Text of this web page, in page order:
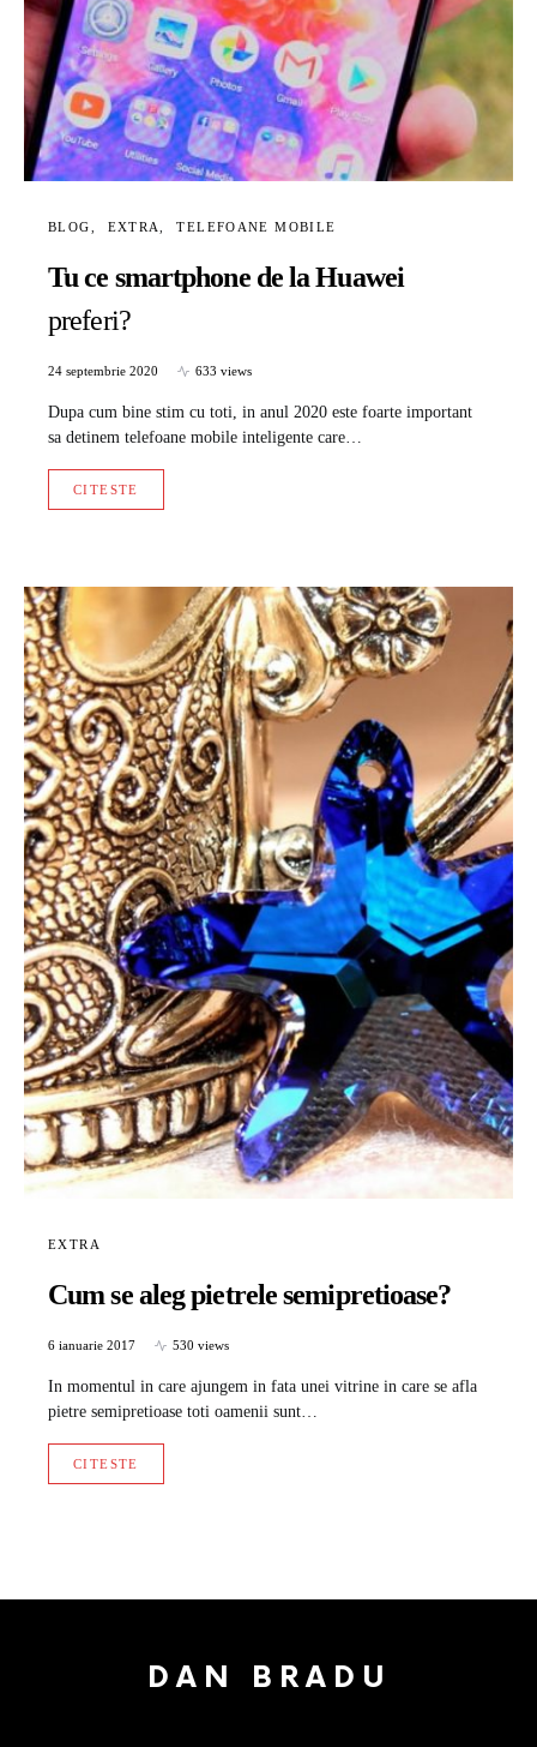
BLOG EXTRA TELEFOANE MOBILE
Tu ce smartphone de la Huawei
preferi?
24 septembrie 2020 633 views
Dupa cum bine stim cu toti, in anul 2020 este foarte important
sa detinem telefoane mobile inteligente care…
CITESTE
EXTRA
Cum se aleg pietrele semipretioase?
6 ianuarie 2017 530 views
In momentul in care ajungem in fata unei vitrine in care se afla
pietre semipretioase toti oamenii sunt…
CITESTE
DAN BRADU